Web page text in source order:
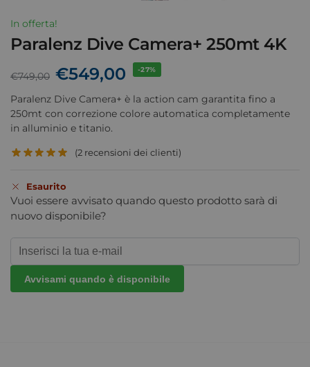
In offerta!
Paralenz Dive Camera+ 250mt 4K
€749,00 €549,00 -27%
Paralenz Dive Camera+ è la action cam garantita fino a
250mt con correzione colore automatica completamente
in alluminio e titanio.
(2 recensioni dei clienti)
Esaurito
Vuoi essere avvisato quando questo prodotto sarà di
nuovo disponibile?
Avvisami quando è disponibile